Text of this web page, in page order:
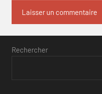
Rechercher